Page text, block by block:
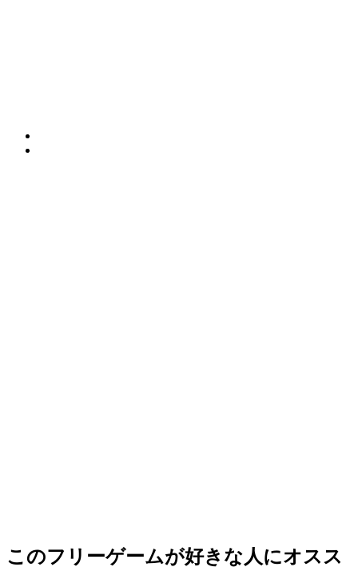
このフリーゲームが好きな人にオスス